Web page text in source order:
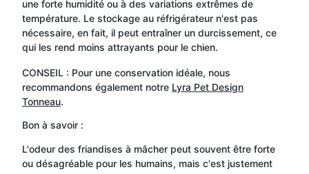
une forte humidité ou à des variations extrêmes de
température. Le stockage au réfrigérateur n'est pas
nécessaire, en fait, il peut entraîner un durcissement, ce
qui les rend moins attrayants pour le chien.
CONSEIL : Pour une conservation idéale, nous
recommandons également notre Lyra Pet Design
Tonneau.
Bon à savoir :
L'odeur des friandises à mâcher peut souvent être forte
ou désagréable pour les humains, mais c'est justement